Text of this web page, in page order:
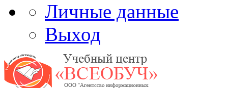
Личные данные
Выход